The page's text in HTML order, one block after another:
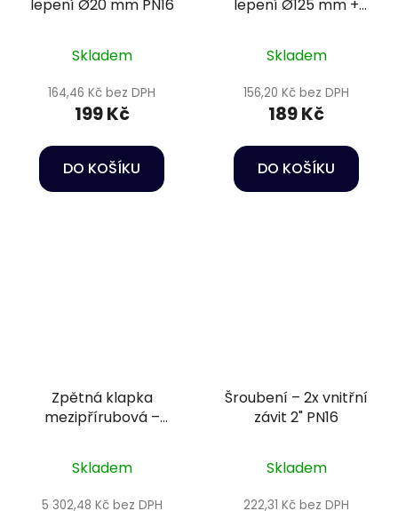
lepení Ø20 mm PN16
Skladem
164,46 Kč bez DPH
199 Kč
DO KOŠÍKU
lepení Ø125 mm +
Skladem
156,20 Kč bez DPH
189 Kč
DO KOŠÍKU
Zpětná klapka
mezipřírubová –
těsnění EPDM
Skladem
5 302,48 Kč bez DPH
Šroubení – 2x vnitřní
závit 2" PN16
Skladem
222,31 Kč bez DPH